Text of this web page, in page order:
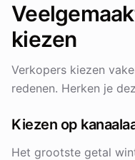
kiezen
Verkopers kiezen
redenen. Herken je
Kiezen op
Het grootste getal